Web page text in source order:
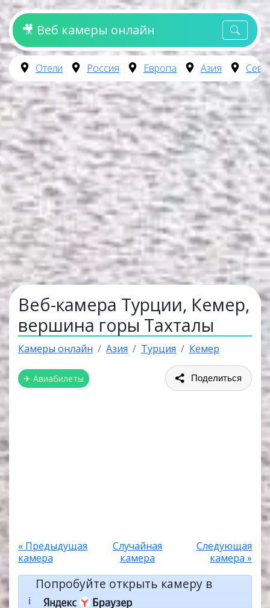
🎥 Веб камеры онлайн
Отели Россия Европа Азия
Веб-камера Турции, Кемер,
вершина горы Тахталы
Камеры онлайн Азия Турция Кемер
✈ Авиабилеты Поделиться
« Предыдущая
камера
Случайная
камера
Следующая
камера »
ℹ️
Попробуйте открыть камеру в